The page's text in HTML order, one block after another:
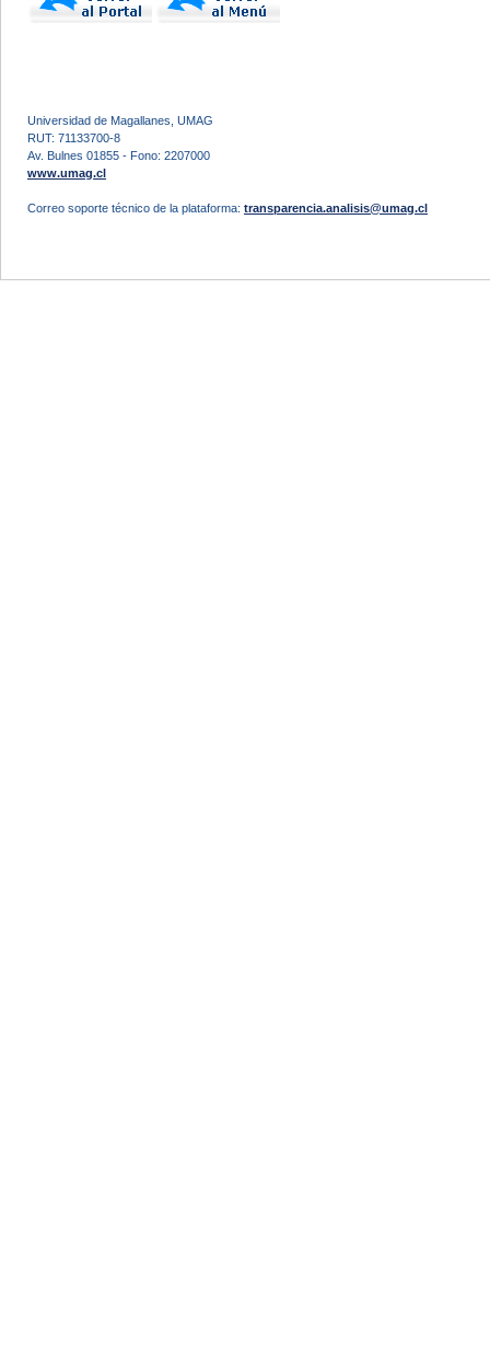
Universidad de Magallanes, UMAG
RUT: 71133700-8
Av. Bulnes 01855 - Fono: 2207000
www.umag.cl
Correo soporte técnico de la plataforma: transparencia.analisis@umag.cl